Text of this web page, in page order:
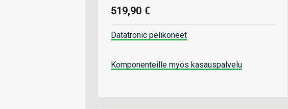
519,90 €
Datatronic pelikoneet
Komponenteille myös kasauspalvelu